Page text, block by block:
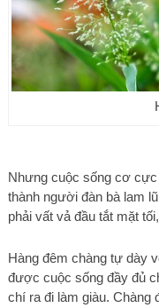
Nhưng cuộc sống cơ
thành người đàn bà lam
phải vất vả đầu tắt mặt
Hàng đêm chàng tự dày
được cuộc sống đầy đủ
chí ra đi làm giàu. Chàng